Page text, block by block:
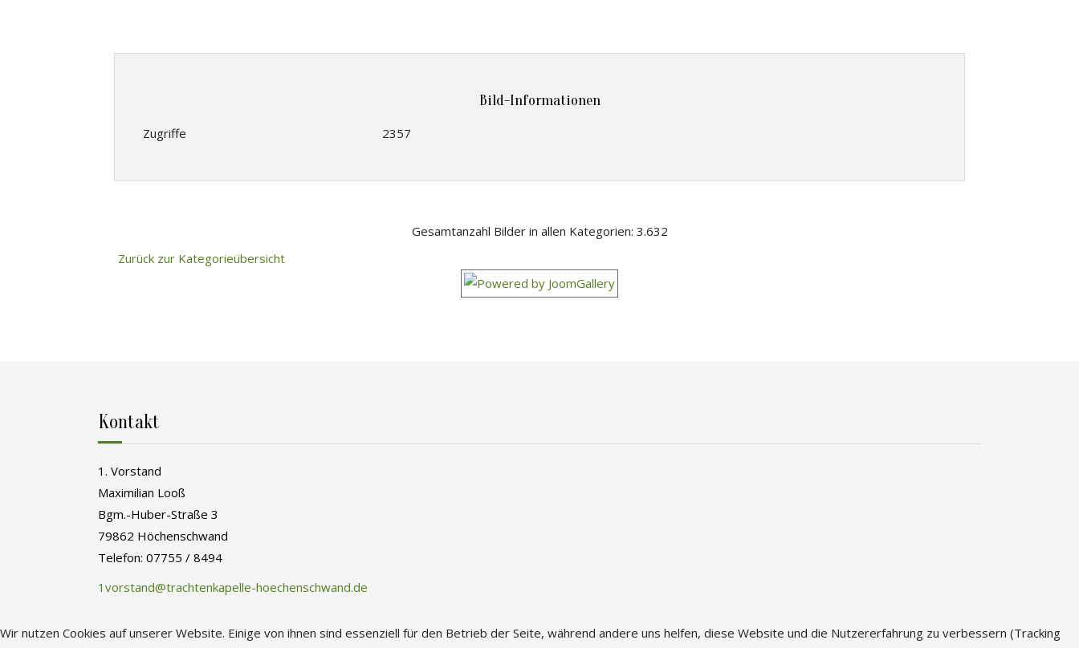
Bild-Informationen
Zugriffe 2357
Gesamtanzahl Bilder in allen Kategorien: 3.632
Zurück zur Kategorieübersicht
Kontakt
1. Vorstand
Maximilian Looß
Bgm.-Huber-Straße 3
79862 Höchenschwand
Telefon: 07755 / 8494
1vorstand@trachtenkapelle-hoechenschwand.de
Wir nutzen Cookies auf unserer Website. Einige von ihnen sind essenziell für den Betrieb der Seite, während andere uns helfen, diese Website und die Nutzererfahrung zu verbessern (Tracking